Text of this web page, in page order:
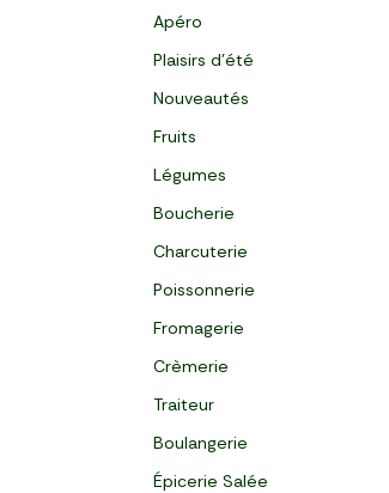
Apéro
Plaisirs d'été
Nouveautés
Fruits
Légumes
Boucherie
Charcuterie
Poissonnerie
Fromagerie
Crèmerie
Traiteur
Boulangerie
Épicerie Salée